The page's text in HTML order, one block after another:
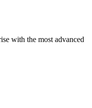
with the most advanced